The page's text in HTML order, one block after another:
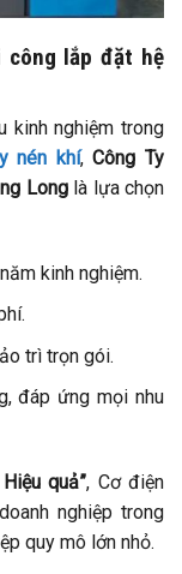
lắp đặt hệ
kinh nghiệm trong
nén khí,Công Ty
Longlà lựa chọn
kinh nghiệm.
trì trọn gói.
đáp ứng mọi nhu
quả”, Cơ điện
nghiệp trong
quy mô lớn nhỏ.